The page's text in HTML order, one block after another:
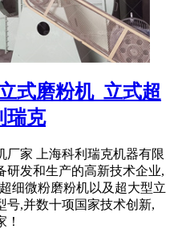
式磨粉机_立式超
瑞克
厂家 上海科利瑞克机器有限
研发和生产的高新技术企业,
细微粉磨粉机以及超大型立
号,并数十项国家技术创新,